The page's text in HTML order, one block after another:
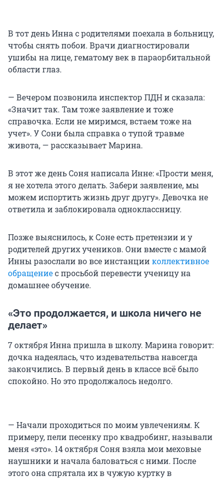
В тот день Инна с родителями поехала в больницу,
чтобы снять побои. Врачи диагностировали
ушибы на лице, гематому век в параорбитальной
области глаз.
— Вечером позвонила инспектор ПДН и сказала:
«Значит так. Там тоже заявление и тоже
справочка. Если не миримся, встаем тоже на
учет». У Сони была справка о тупой травме
живота, — рассказывает Марина.
В этот же день Соня написала Инне: «Прости меня,
я не хотела этого делать. Забери заявление, мы
можем испортить жизнь друг другу». Девочка не
ответила и заблокировала одноклассницу.
Позже выяснилось, к Соне есть претензии и у
родителей других учеников. Они вместе с мамой
Инны разослали во все инстанцииколлективное
обращениес просьбой перевести ученицу на
домашнее обучение.
«Это продолжается, и школа ничего не
делает»
7 октября Инна пришла в школу. Марина говорит:
дочка надеялась, что издевательства навсегда
закончились. В первый день в классе всё было
спокойно. Но это продолжалось недолго.
— Начали проходиться по моим увлечениям. К
примеру, пели песенку про квадробинг, называли
меня «это». 14 октября Соня взяла мои меховые
наушники и начала баловаться с ними. После
этого она спрятала их в чужую куртку в